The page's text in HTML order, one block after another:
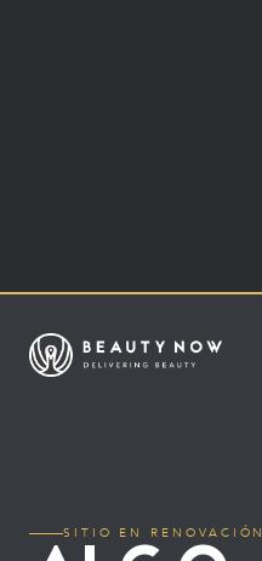
SITIO EN RENOVACIÓN